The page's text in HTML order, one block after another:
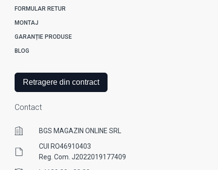
FORMULAR RETUR
MONTAJ
GARANȚIE PRODUSE
BLOG
Retragere din contract
Contact
BGS MAGAZIN ONLINE SRL
CUI RO46910403
Reg. Com. J2022019177409